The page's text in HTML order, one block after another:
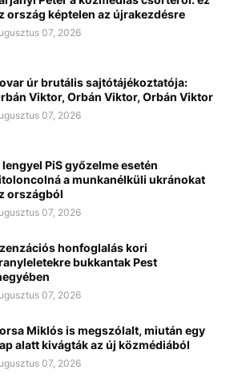
ország képtelen az újrakezdésre
07, 2026
úr brutális sajtótájékoztatója:
Viktor, Orbán Viktor, Orbán Viktor
07, 2026
lengyel PiS győzelme esetén
a munkanélküli ukránokat
országból
07, 2026
honfoglalás kori
bukkantak Pest
07, 2026
Miklós is megszólalt, miután egy
alatt kivágták az új közmédiából
07, 2026